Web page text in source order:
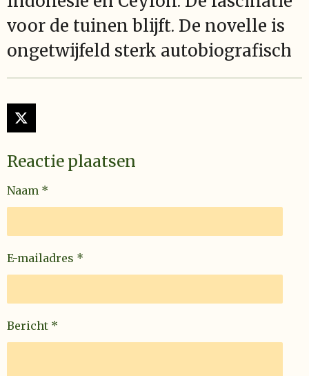
voor de tuinen blijft. De novelle is
ongetwijfeld sterk autobiografisch
X
Reactie plaatsen
Naam *
E-mailadres *
Bericht *